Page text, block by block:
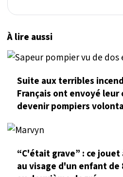
À lire aussi
Suite aux terribles
Français ont envoyé
devenir pompiers
“C'était grave” : ce jouet
au visage d'un enfant de